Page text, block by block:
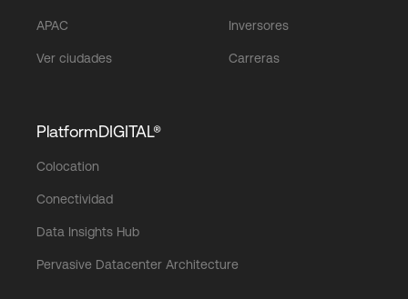
APAC
Ver ciudades
Inversores
Carreras
PlatformDIGITAL®
Colocation
Conectividad
Data Insights Hub
Pervasive Datacenter Architecture